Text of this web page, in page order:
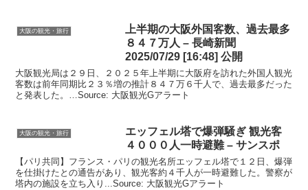
大阪の観光・旅行 上半期の大阪外国客数、過去最多
８４７万人 – 長崎新聞
2025/07/29 [16:48] 公開
大阪観光局は２９日、２０２５年上半期に大阪府を訪れた外国人観光
客数は前年同期比２３％増の推計８４７万６千人で、過去最多だった
と発表した。…Source: 大阪観光Gアラート
大阪の観光・旅行 エッフェル塔で爆弾騒ぎ観光客
４０００人一時避難 – サンスポ
【パリ共同】フランス・パリの観光名所エッフェル塔で１２日、爆弾
を仕掛けたとの通告があり、観光客約４千人が一時避難した。警察が
塔内の施設を立ち入り...Source: 大阪観光Gアラート